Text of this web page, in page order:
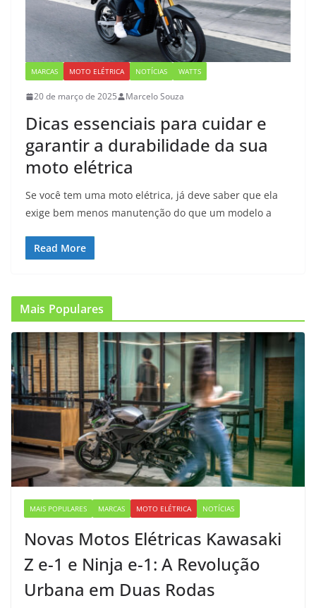
MARCAS MOTO ELÉTRICA NOTÍCIAS WATTS
20 de março de 2025 Marcelo Souza
Dicas essenciais para cuidar e
garantir a durabilidade da sua
moto elétrica
Se você tem uma moto elétrica, já deve saber que ela
exige bem menos manutenção do que um modelo a
Read More
Mais Populares
MAIS POPULARES MARCAS MOTO ELÉTRICA NOTÍCIAS
Novas Motos Elétricas Kawasaki
Z e-1 e Ninja e-1: A Revolução
Urbana em Duas Rodas